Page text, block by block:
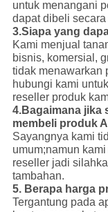
untuk menangani
dapat dibeli
3.Siapa yang
Kami menjual
bisnis, komersial,
tidak menawarkan
hubungi kami
reseller produk
4.Bagaimana jika
membeli produk
Sayangnya kami
umum;namun
reseller jadi
tambahan.
5. Berapa harga
Tergantung pada